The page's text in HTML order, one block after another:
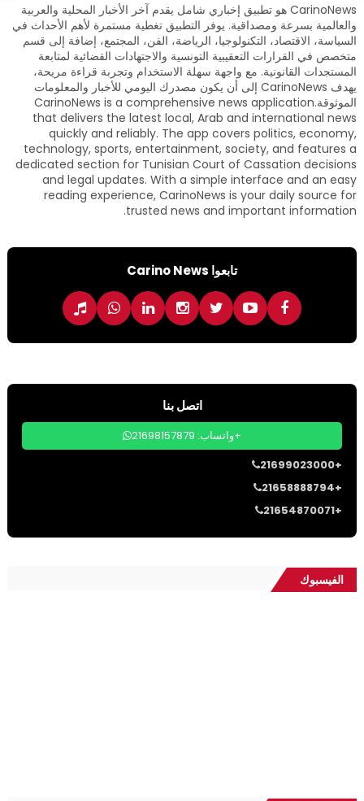
CarinoNews هو تطبيق إخباري شامل يقدم آخر الأخبار المحلية والعربية
والعالمية بسرعة ومصداقية. يوفر التطبيق تغطية مستمرة لأهم الأحداث في
السياسة، الاقتصاد، التكنولوجيا، الرياضة، الفن، المجتمع، إضافة إلى قسم
متخصص في القرارات التعقيبية التونسية والاجتهادات القضائية لمتابعة
المستجدات القانونية. مع واجهة سهلة الاستخدام وتجربة قراءة مريحة،
يهدف CarinoNews إلى أن يكون مصدرك اليومي للأخبار والمعلومات
الموثوقة.CarinoNews is a comprehensive news application
that delivers the latest local, Arab and international news
quickly and reliably. The app covers politics, economy,
technology, sports, entertainment, society, and features a
dedicated section for Tunisian Court of Cassation decisions
and legal updates. With a simple interface and an easy
reading experience, CarinoNews is your daily source for
trusted news and important information.
تابعوا Carino News
اتصل بنا
واتساب: 21698157879+
21699023000+
21658888794+
21654870071+
الفيسبوك